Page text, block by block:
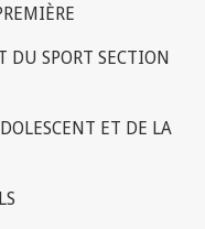
DU SPORT SECTION
ET DE LA